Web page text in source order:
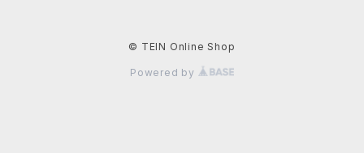
© TEIN Online Shop
Powered by